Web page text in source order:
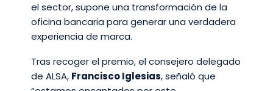
el sector, supone una transformación de la
oficina bancaria para generar una verdadera
experiencia de marca.
Tras recoger el premio, el consejero delegado
de ALSA, Francisco Iglesias, señaló que